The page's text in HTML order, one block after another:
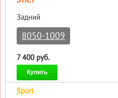
Задний
8050-1009
7 400 руб.
Купить
Sport